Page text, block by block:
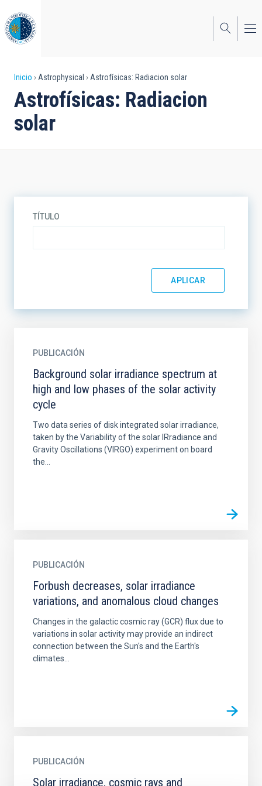
al
contenido
principal
Sobrescribir
enlaces
de
Inicio Astrophysical Astrofísicas: Radiacion solar
Astrofísicas: Radiacion
solar
TÍTULO
PUBLICACIÓN
Background solar irradiance spectrum at
high and low phases of the solar activity
cycle
Two data series of disk integrated solar irradiance,
taken by the Variability of the solar IRradiance and
Gravity Oscillations (VIRGO) experiment on board
the...
PUBLICACIÓN
Forbush decreases, solar irradiance
variations, and anomalous cloud changes
Changes in the galactic cosmic ray (GCR) flux due to
variations in solar activity may provide an indirect
connection between the Sun's and the Earth's
climates...
PUBLICACIÓN
Solar irradiance, cosmic rays and